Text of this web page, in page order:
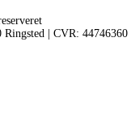
| CVR: 44746360